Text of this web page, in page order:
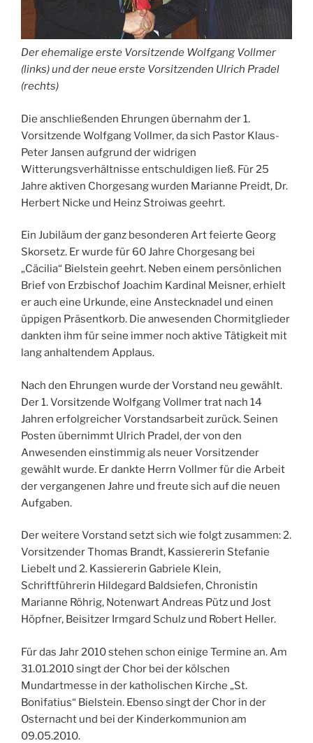
Der ehemalige erste Vorsitzende Wolfgang Vollmer
(links) und der neue erste Vorsitzenden Ulrich Pradel
(rechts)
Die anschließenden Ehrungen übernahm der 1.
Vorsitzende Wolfgang Vollmer, da sich Pastor Klaus-
Peter Jansen aufgrund der widrigen
Witterungsverhältnisse entschuldigen ließ. Für 25
Jahre aktiven Chorgesang wurden Marianne Preidt, Dr.
Herbert Nicke und Heinz Stroiwas geehrt.
Ein Jubiläum der ganz besonderen Art feierte Georg
Skorsetz. Er wurde für 60 Jahre Chorgesang bei
„Cäcilia“ Bielstein geehrt. Neben einem persönlichen
Brief von Erzbischof Joachim Kardinal Meisner, erhielt
er auch eine Urkunde, eine Anstecknadel und einen
üppigen Präsentkorb. Die anwesenden Chormitglieder
dankten ihm für seine immer noch aktive Tätigkeit mit
lang anhaltendem Applaus.
Nach den Ehrungen wurde der Vorstand neu gewählt.
Der 1. Vorsitzende Wolfgang Vollmer trat nach 14
Jahren erfolgreicher Vorstandsarbeit zurück. Seinen
Posten übernimmt Ulrich Pradel, der von den
Anwesenden einstimmig als neuer Vorsitzender
gewählt wurde. Er dankte Herrn Vollmer für die Arbeit
der vergangenen Jahre und freute sich auf die neuen
Aufgaben.
Der weitere Vorstand setzt sich wie folgt zusammen: 2.
Vorsitzender Thomas Brandt, Kassiererin Stefanie
Liebelt und 2. Kassiererin Gabriele Klein,
Schriftführerin Hildegard Baldsiefen, Chronistin
Marianne Röhrig, Notenwart Andreas Pütz und Jost
Höpfner, Beisitzer Irmgard Schulz und Robert Heller.
Für das Jahr 2010 stehen schon einige Termine an. Am
31.01.2010 singt der Chor bei der kölschen
Mundartmesse in der katholischen Kirche „St.
Bonifatius“ Bielstein. Ebenso singt der Chor in der
Osternacht und bei der Kinderkommunion am
09.05.2010.